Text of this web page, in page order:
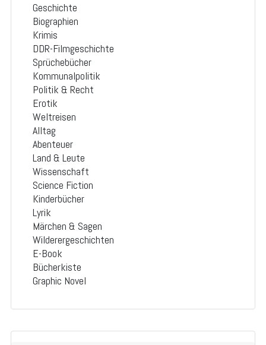
Geschichte
Biographien
Krimis
DDR-Filmgeschichte
Sprüchebücher
Kommunalpolitik
Politik & Recht
Erotik
Weltreisen
Alltag
Abenteuer
Land & Leute
Wissenschaft
Science Fiction
Kinderbücher
Lyrik
Märchen & Sagen
Wilderergeschichten
E-Book
Bücherkiste
Graphic Novel